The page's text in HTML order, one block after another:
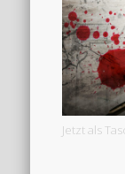
Jetzt als